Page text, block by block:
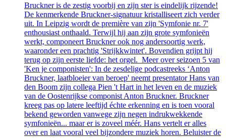
Bruckner is de zestig voorbij en zijn ster is eindelijk rijzende!
De kenmerkende Bruckner-signatuur kristalliseert zich verder
uit. In Leipzig wordt de première van zijn 'Symfonie nr. 7'
enthousiast onthaald. Terwijl hij aan zijn grote symfonieën
werkt, componeert Bruckner ook nog andersoortig werk,
waaronder een prachtig 'Strijkkwintet'. Bovendien grijpt hij
terug op zijn eerste liefde: het orgel. Meer over seizoen 5 van
'Ken je componisten': In de zesdelige podcastreeks ‘Anton
Bruckner, laatbloeier van beroep' neemt presentator Hans van
den Boom zijn collega Pien 't Hart in het leven en de muziek
van de Oostenrijkse componist Anton Bruckner. Bruckner
kreeg pas op latere leeftijd échte erkenning en is toen vooral
bekend geworden vanwege zijn negen indrukwekkende
symfonieën... maar er is zoveel méér. Hans vertelt er alles
over en laat vooral veel bijzondere muziek horen. Beluister de